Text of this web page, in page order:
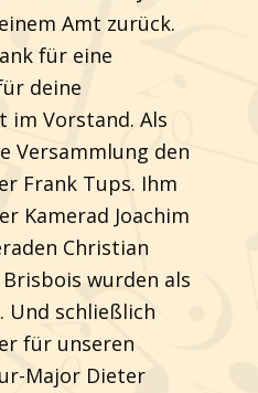
Amt zurück.
für eine
deine
im Vorstand. Als
Versammlung den
Frank Tups. Ihm
Kamerad Joachim
Christian
wurden als
Und schließlich
für unseren
Major Dieter